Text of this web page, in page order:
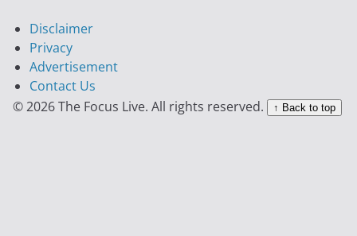
Disclaimer
Privacy
Advertisement
Contact Us
© 2026 The Focus Live. All rights reserved.
↑ Back to top